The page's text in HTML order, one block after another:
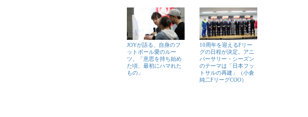
JOYが語る、自身のフ
ットボール愛のルー
ツ。「意思を持ち始め
た頃、最初にハマれた
もの」
10周年を迎えるFリー
グの日程が決定。アニ
バーサリー・シーズン
のテーマは「日本フッ
トサルの再建」（小倉
純二FリーグCOO）